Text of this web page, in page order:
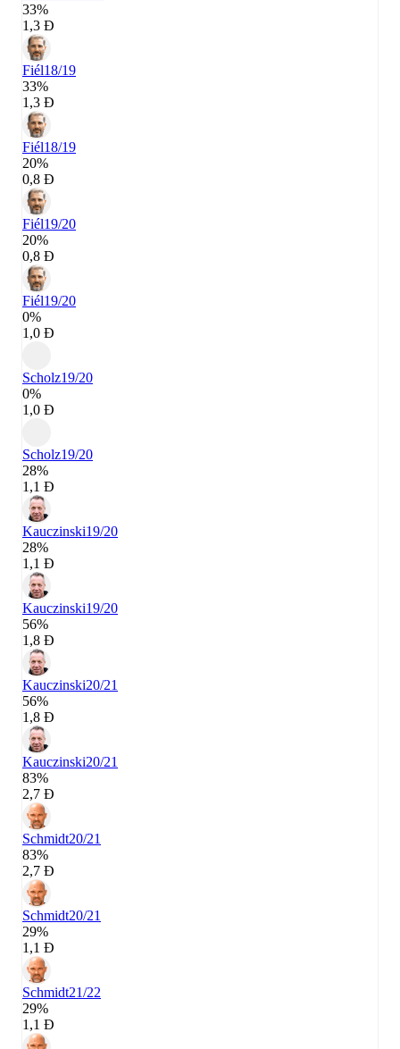
33%
1,3 Đ
Fiél18/19
33%
1,3 Đ
Fiél18/19
20%
0,8 Đ
Fiél19/20
20%
0,8 Đ
Fiél19/20
0%
1,0 Đ
Scholz19/20
0%
1,0 Đ
Scholz19/20
28%
1,1 Đ
Kauczinski19/20
28%
1,1 Đ
Kauczinski19/20
56%
1,8 Đ
Kauczinski20/21
56%
1,8 Đ
Kauczinski20/21
83%
2,7 Đ
Schmidt20/21
83%
2,7 Đ
Schmidt20/21
29%
1,1 Đ
Schmidt21/22
29%
1,1 Đ